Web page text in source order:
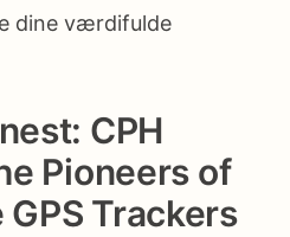
dine værdifulde
CPH
Pioneers of
Trackers